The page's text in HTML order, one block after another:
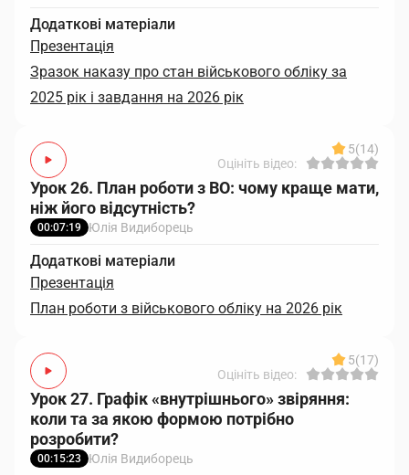
Додаткові матеріали
Презентація
Зразок наказу про стан військового обліку за
2025 рік і завдання на 2026 рік
5(14)
Оцініть відео:
Урок 26. План роботи з ВО: чому краще мати,
ніж його відсутність?
00:07:19 Юлія Видиборець
Додаткові матеріали
Презентація
План роботи з військового обліку на 2026 рік
5(17)
Оцініть відео:
Урок 27. Графік «внутрішнього» звіряння:
коли та за якою формою потрібно
розробити?
00:15:23 Юлія Видиборець